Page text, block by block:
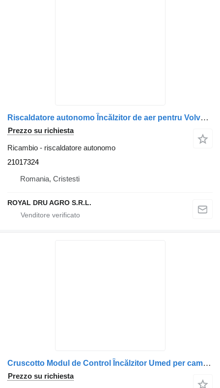
Riscaldatore autonomo Încălzitor de aer pentru Volvo 21017324 per camion Webasto Air Top 2000 ST
Prezzo su richiesta
Ricambio - riscaldatore autonomo
21017324
Romania, Cristesti
ROYAL DRU AGRO S.R.L.
Cruscotto Modul de Control Încălzitor Umed per camion Webasto Volvo 70347582 2999281 5010393049 85339A 18
Prezzo su richiesta